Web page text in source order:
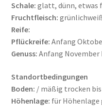
Schale: glatt, dünn, etwas
Fruchtfleisch:
Reife:
Pflückreife: Anfang
Genuss: Anfang November
Standortbedingungen
Boden: / mäßig trocken
Höhenlage: für Höhenlage